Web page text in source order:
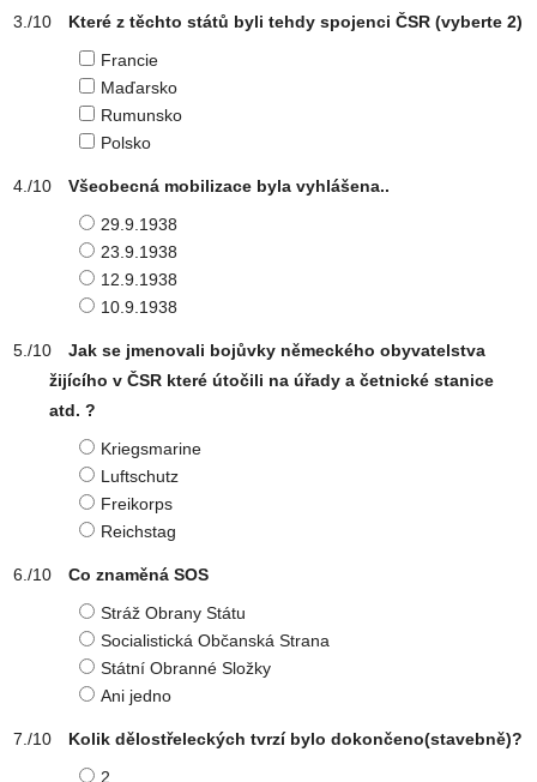
Které z těchto států byli tehdy spojenci ČSR (vyberte 2)
Francie
Maďarsko
Rumunsko
Polsko
Všeobecná mobilizace byla vyhlášena..
29.9.1938
23.9.1938
12.9.1938
10.9.1938
Jak se jmenovali bojůvky německého obyvatelstva
žijícího v ČSR které útočili na úřady a četnické stanice
atd. ?
Kriegsmarine
Luftschutz
Freikorps
Reichstag
Co znaměná SOS
Stráž Obrany Státu
Socialistická Občanská Strana
Státní Obranné Složky
Ani jedno
Kolik dělostřeleckých tvrzí bylo dokončeno(stavebně)?
2